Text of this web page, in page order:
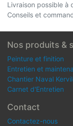
Livraison possible à
Conseils et
Nos produits &
Peinture et finition
Entretien et
Chantier Naval
Carnet d'Entretien
Contact
Contactez-nous